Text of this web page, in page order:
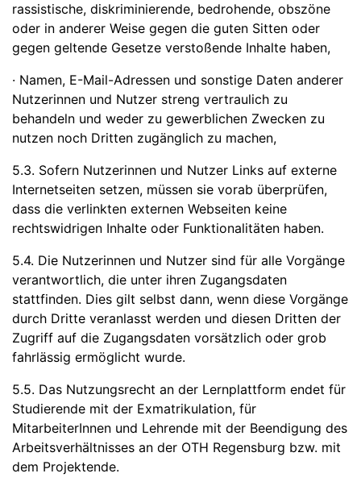
rassistische, diskriminierende, bedrohende, obszöne
oder in anderer Weise gegen die guten Sitten oder
gegen geltende Gesetze verstoßende Inhalte haben,
· Namen, E-Mail-Adressen und sonstige Daten anderer
Nutzerinnen und Nutzer streng vertraulich zu
behandeln und weder zu gewerblichen Zwecken zu
nutzen noch Dritten zugänglich zu machen,
5.3. Sofern Nutzerinnen und Nutzer Links auf externe
Internetseiten setzen, müssen sie vorab überprüfen,
dass die verlinkten externen Webseiten keine
rechtswidrigen Inhalte oder Funktionalitäten haben.
5.4. Die Nutzerinnen und Nutzer sind für alle Vorgänge
verantwortlich, die unter ihren Zugangsdaten
stattfinden. Dies gilt selbst dann, wenn diese Vorgänge
durch Dritte veranlasst werden und diesen Dritten der
Zugriff auf die Zugangsdaten vorsätzlich oder grob
fahrlässig ermöglicht wurde.
5.5. Das Nutzungsrecht an der Lernplattform endet für
Studierende mit der Exmatrikulation, für
MitarbeiterInnen und Lehrende mit der Beendigung des
Arbeitsverhältnisses an der OTH Regensburg bzw. mit
dem Projektende.